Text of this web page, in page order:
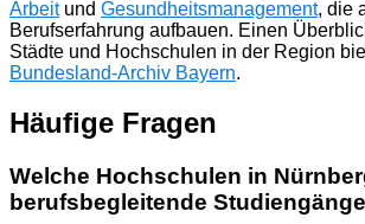
Arbeitund Gesundheitsmanagement, die
Berufserfahrung aufbauen. Einen
Städte und Hochschulen in der Region
Bundesland-Archiv Bayern.
Häufige Fragen
Welche Hochschulen in
berufsbegleitende